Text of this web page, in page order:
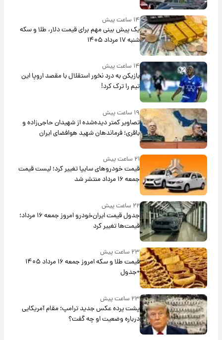
۱۴ ساعت پیش
یک پیش ‌بینی مهم برای قیمت دلار، طلا و سکه
شنبه ۱۷ مرداد ۱۴۰۵
۱۴ ساعت پیش
بازیکن به درد نخور استقلال با مقصد اروپا این
تیم را ترک کرد!
۱۹ ساعت پیش
تصاویر کمتر دیده‌شده از شهیدان حاجی‌زاده و
باقری؛ فرماندهان شهید هوافضای ایران
۲۱ ساعت پیش
قیمت خودروهای سایپا تغییر کرد؛ لیست قیمت
جمعه ۱۶ مرداد منتشر شد
۲۲ ساعت پیش
جدول قیمت ایران‌خودرو امروز جمعه ۱۶ مرداد؛
قیمت‌ها تغییر کرد
۲۳ ساعت پیش
قیمت طلا و سکه امروز جمعه ۱۶ مرداد ۱۴۰۵
+جدول
۲۳ ساعت پیش
پشت پرده عکس جدید ترامپ؛ مقام آمریکایی
درباره وضعیت او چه گفت؟